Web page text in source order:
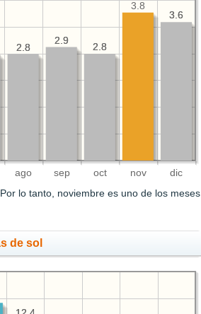
ago sep oct nov dic
3.6
2.8
2.9
2.8
3.6
3.8
2.8
2.9
2.8
Por lo tanto, noviembre es uno de los meses
de sol